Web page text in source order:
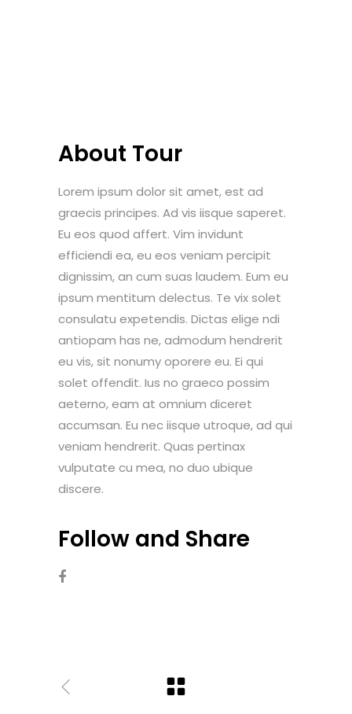
About Tour
Lorem ipsum dolor sit amet, est ad
graecis principes. Ad vis iisque saperet.
Eu eos quod affert. Vim invidunt
efficiendi ea, eu eos veniam percipit
dignissim, an cum suas laudem. Eum eu
ipsum mentitum delectus. Te vix solet
consulatu expetendis. Dictas elige ndi
antiopam has ne, admodum hendrerit
eu vis, sit nonumy oporere eu. Ei qui
solet offendit. Ius no graeco possim
aeterno, eam at omnium diceret
accumsan. Eu nec iisque utroque, ad qui
veniam hendrerit. Quas pertinax
vulputate cu mea, no duo ubique
discere.
Follow and Share